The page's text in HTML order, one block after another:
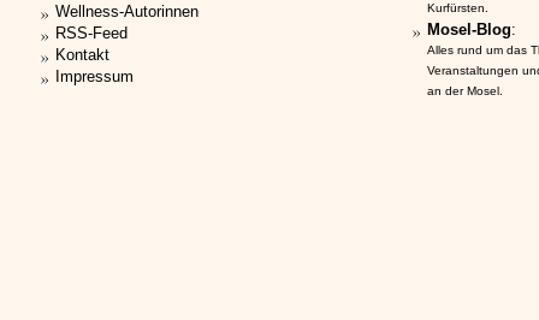
Wellness-Autorinnen
RSS-Feed
Kontakt
Impressum
Kurfürsten.
Mosel-Blog:
Alles rund um das
Veranstaltungen
an der Mosel.